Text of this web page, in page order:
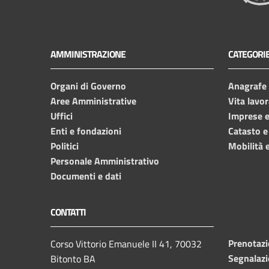
AMMINISTRAZIONE
Organi di Governo
Aree Amministrative
Uffici
Enti e fondazioni
Politici
Personale Amministrativo
Documenti e dati
Vita
Imprese
Catasto
Mobilità
CONTATTI
Corso Vittorio Emanuele II 41, 70032
Bitonto BA